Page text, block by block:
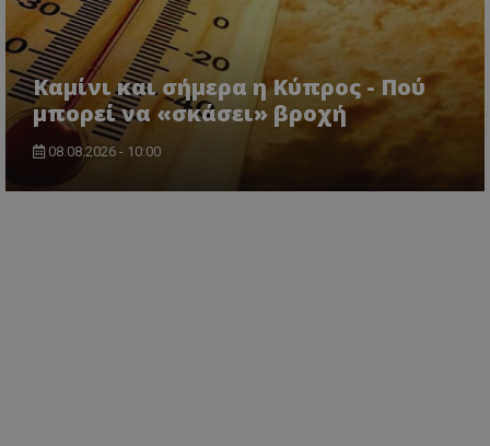
Καμίνι και σήμερα η Κύπρος - Πού
μπορεί να «σκάσει» βροχή
08.08.2026 - 10:00